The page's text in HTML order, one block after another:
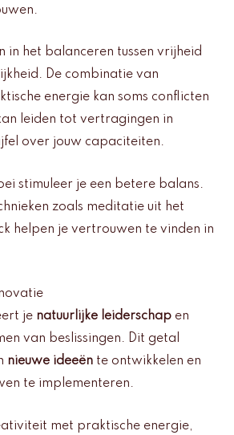
in het balanceren tussen vrijheid
De combinatie van
energie kan soms conflicten
leiden tot vertragingen in
over jouw capaciteiten.
stimuleer je een betere balans.
zoals meditatie uit het
helpen je vertrouwen te vinden in
je natuurlijke leiderschap en
van beslissingen. Dit getal
nieuwe ideeën te ontwikkelen en
te implementeren.
met praktische energie,